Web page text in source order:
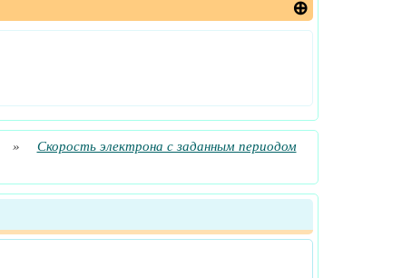
»
Скорость электрона с заданным периодом